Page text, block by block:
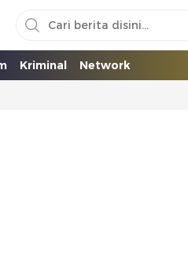
Kriminal Network